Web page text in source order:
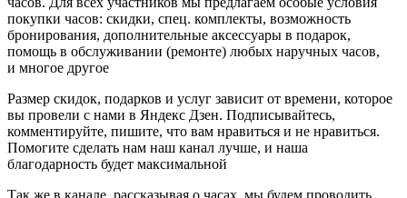
покупки часов: скидки, спец. комплекты, возможность
бронирования, дополнительные аксессуары в подарок,
помощь в обслуживании (ремонте) любых наручных часов,
и многое другое
Размер скидок, подарков и услуг зависит от времени, которое
вы провели с нами в Яндекс Дзен. Подписывайтесь,
комментируйте, пишите, что вам нравиться и не нравиться.
Помогите сделать нам наш канал лучше, и наша
благодарность будет максимальной
Так же в канале, рассказывая о часах, мы будем проводить